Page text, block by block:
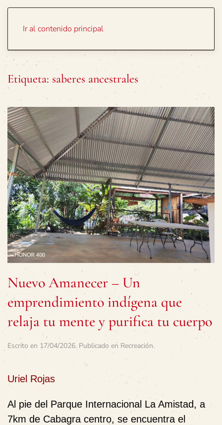
Ir al contenido principal
Etiqueta: saberes ancestrales
Nuevo Amanecer – Un
emprendimiento indígena que
relaja tu mente y purifica tu cuerpo
Escrito en 17/04/2026. Publicado en Recreación.
Uriel Rojas
Al pie del Parque Internacional La Amistad, a
7km de Cabagra centro, se encuentra el